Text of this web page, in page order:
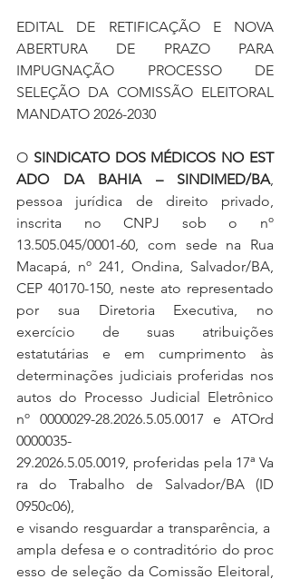
EDITAL DE RETIFICAÇÃO E NOVA
ABERTURA DE PRAZO PARA
IMPUGNAÇÃO PROCESSO DE
SELEÇÃO DA COMISSÃO ELEITORAL
MANDATO 2026-2030
O SINDICATO DOS MÉDICOS NO EST
ADO DA BAHIA – SINDIMED/BA,
pessoa jurídica de direito privado,
inscrita no CNPJ sob o nº
13.505.045/0001-60, com sede na Rua
Macapá, nº 241, Ondina, Salvador/BA,
CEP 40170-150, neste ato representado
por sua Diretoria Executiva, no
exercício de suas atribuições
estatutárias e em cumprimento às
determinações judiciais proferidas nos
autos do Processo Judicial Eletrônico
nº 0000029-28.2026.5.05.0017 e ATOrd
0000035-
29.2026.5.05.0019, proferidas pela 17ª Va
ra do Trabalho de Salvador/BA (ID
0950c06),
e visando resguardar a transparência, a
ampla defesa e o contraditório do proc